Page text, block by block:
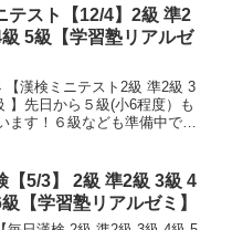
しずつ覚えよう！
テスト【12/4】2級 準2
5級【学習塾リアルゼ
【漢検ミニテスト2級 準2級 3
】先日から５級(小6程度）も
ます！６級なども準備中で
精進、継続は力なり！毎日少
【5/3】 2級 準2級 3級 4
【学習塾リアルゼミ】